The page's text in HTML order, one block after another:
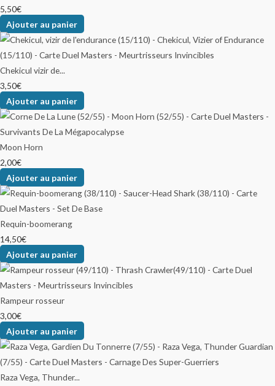
5,50€
Ajouter au panier
Chekicul vizir de...
3,50€
Ajouter au panier
Moon Horn
2,00€
Ajouter au panier
Requin-boomerang
14,50€
Ajouter au panier
Rampeur rosseur
3,00€
Ajouter au panier
Raza Vega, Thunder...